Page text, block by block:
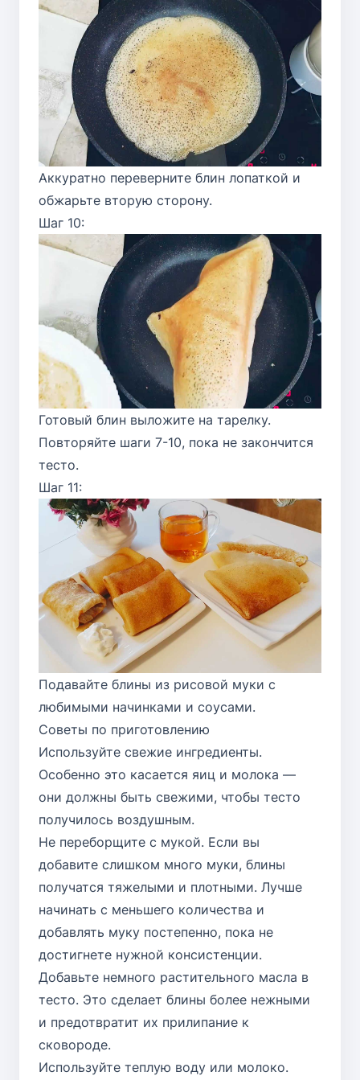
Аккуратно переверните блин лопаткой и
обжарьте вторую сторону.
Шаг 10:
Готовый блин выложите на тарелку.
Повторяйте шаги 7-10, пока не закончится
тесто.
Шаг 11:
Подавайте блины из рисовой муки с
любимыми начинками и соусами.
Советы по приготовлению
Используйте свежие ингредиенты.
Особенно это касается яиц и молока —
они должны быть свежими, чтобы тесто
получилось воздушным.
Не переборщите с мукой. Если вы
добавите слишком много муки, блины
получатся тяжелыми и плотными. Лучше
начинать с меньшего количества и
добавлять муку постепенно, пока не
достигнете нужной консистенции.
Добавьте немного растительного масла в
тесто. Это сделает блины более нежными
и предотвратит их прилипание к
сковороде.
Используйте теплую воду или молоко.